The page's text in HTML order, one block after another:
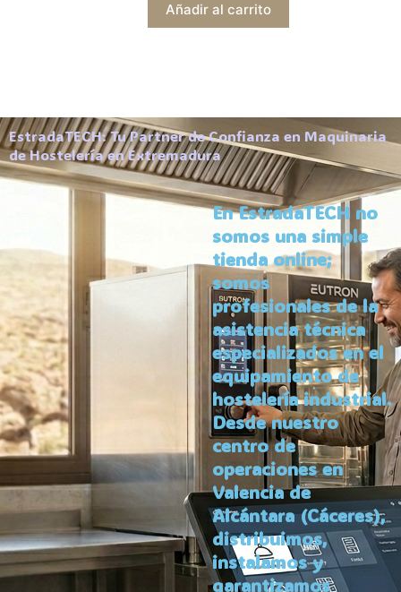
Añadir al carrito
EstradaTECH: Tu Partner de Confianza en Maquinaria
de Hostelería en Extremadura
En EstradaTECH no
somos una simple
tienda online;
somos
profesionales de la
asistencia técnica
especializados en el
equipamiento de
hostelería industrial.
Desde nuestro
centro de
operaciones en
Valencia de
Alcántara (Cáceres),
distribuimos,
instalamos y
garantizamos